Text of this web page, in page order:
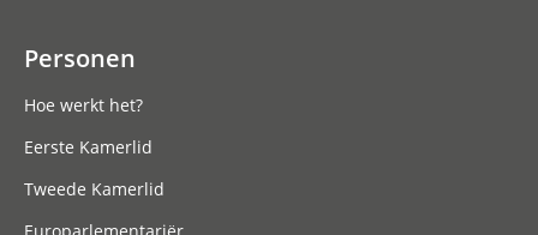
Personen
Hoe werkt het?
Eerste Kamerlid
Tweede Kamerlid